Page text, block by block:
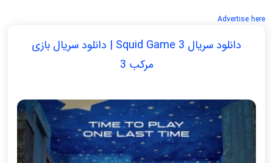
Advertise here
دانلود سریال Squid Game 3 | دانلود سریال بازی
مرکب 3